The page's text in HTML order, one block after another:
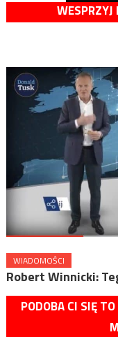
WESPRZYJ
WIADOMOŚCI
Robert Winnicki:
PODOBA CI SIĘ